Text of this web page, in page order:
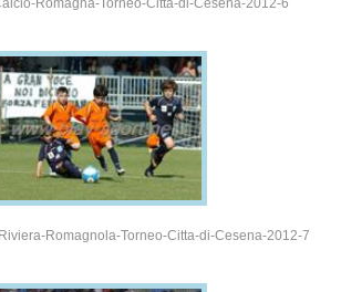
Romagna-Torneo-Citta-di-Cesena-2012-6
Romagnola-Torneo-Citta-di-Cesena-2012-7